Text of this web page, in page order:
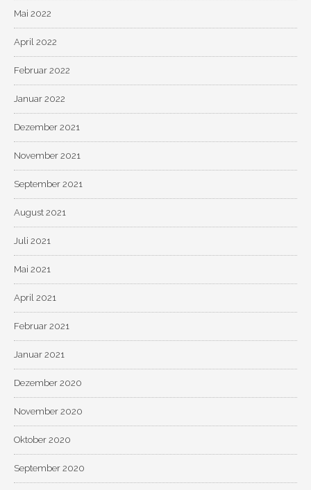
Mai 2022
April 2022
Februar 2022
Januar 2022
Dezember 2021
November 2021
September 2021
August 2021
Juli 2021
Mai 2021
April 2021
Februar 2021
Januar 2021
Dezember 2020
November 2020
Oktober 2020
September 2020